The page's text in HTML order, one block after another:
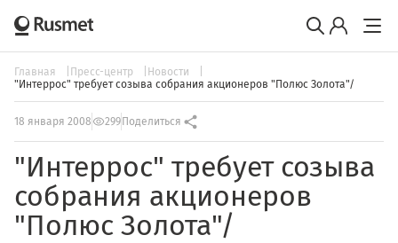
Главная Пресс-центр
Новости
"Интеррос" требует созыва собрания акционеров "Полюс Золота"/
18 января 2008 299 Поделиться
"Интеррос" требует созыва
собрания акционеров
"Полюс Золота"/